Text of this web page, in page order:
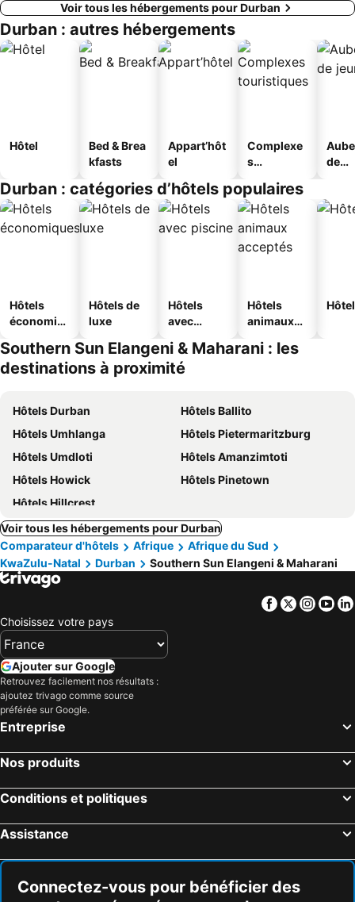
Voir tous les hébergements pour Durban
Durban : autres hébergements
Hôtel
Bed & Brea
kfasts
Appart’hôt
el
Complexe
s
s
de
Durban : catégories d’hôtels populaires
Hôtels
économiq
Hôtels de
luxe
Hôtels
avec
Hôtels
animaux
Southern Sun Elangeni & Maharani : les
destinations à proximité
Hôtels Durban
Hôtels Ballito
Hôtels Umhlanga
Hôtels Pietermaritzburg
Hôtels Umdloti
Hôtels Amanzimtoti
Hôtels Howick
Hôtels Pinetown
Hôtels Hillcrest
Voir tous les hébergements pour Durban
Comparateur d'hôtels
Afrique
Afrique du Sud
KwaZulu-Natal
Durban Southern Sun Elangeni & Maharani
Facebook
Twitter
Choisissez votre pays
Ajouter sur Google
Retrouvez facilement nos résultats :
ajoutez trivago comme source
préférée sur Google.
Entreprise
Nos produits
Conditions et politiques
Assistance
Connectez-vous pour bénéficier des